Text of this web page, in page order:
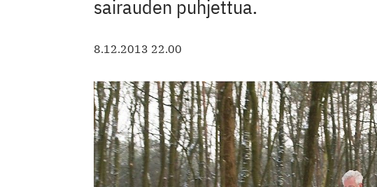
sairauden puhjettua.
8.12.2013 22.00